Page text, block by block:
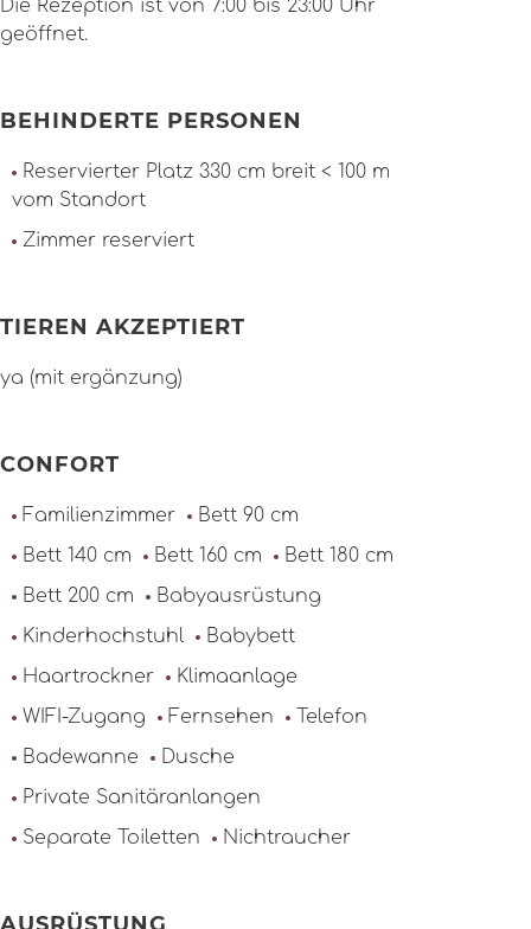
Die Rezeption ist von 7:00 bis 23:00 Uhr
geöffnet.
BEHINDERTE PERSONEN
Reservierter Platz 330 cm breit < 100 m
vom Standort
Zimmer reserviert
TIEREN AKZEPTIERT
ya (mit ergänzung)
CONFORT
Familienzimmer
Bett 90 cm
Bett 140 cm
Bett 160 cm
Bett 180 cm
Bett 200 cm
Babyausrüstung
Kinderhochstuhl
Babybett
Haartrockner
Klimaanlage
WIFI-Zugang
Fernsehen
Telefon
Badewanne
Dusche
Private Sanitäranlangen
Separate Toiletten
Nichtraucher